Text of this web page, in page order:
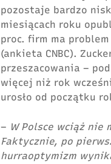
pozostaje bardzo
miesiącach roku
proc. firm ma
(ankieta CNBC).
przeszacowania –
więcej niż rok
urosło od początku
– W Polsce wciąż
Faktycznie, po
hurraoptymizm